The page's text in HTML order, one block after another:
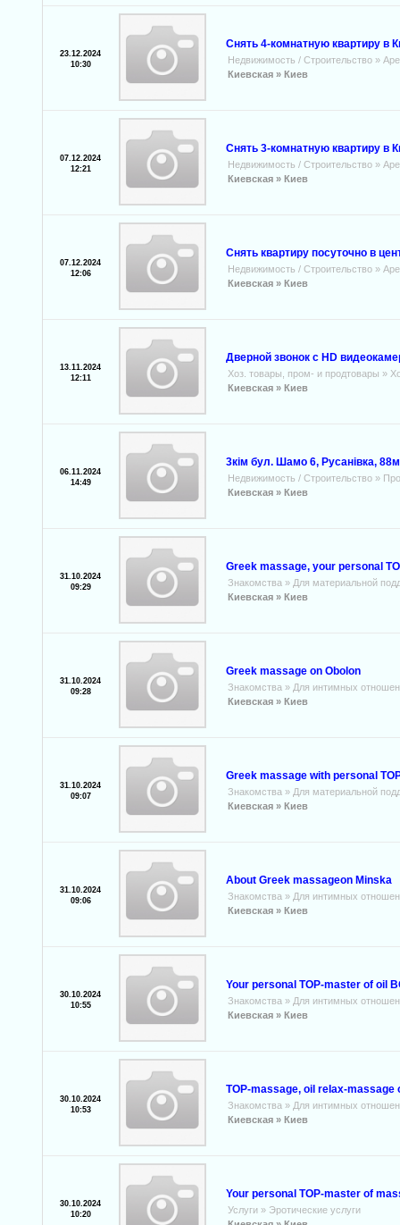
23.12.2024
10:30
Снять 4-комнатную квартиру в
Недвижимость / Строительство »
Киевская » Киев
07.12.2024
12:21
Снять 3-комнатную квартиру в
Недвижимость / Строительство »
Киевская » Киев
07.12.2024
12:06
Снять квартиру посуточно в
Недвижимость / Строительство »
Киевская » Киев
13.11.2024
12:11
Дверной звонок с НD
Хоз. товары, пром- и продтовары »
Киевская » Киев
06.11.2024
14:49
3кім бул. Шамо 6, Русанівка,
Недвижимость / Строительство »
Киевская » Киев
31.10.2024
09:29
Greek massage, your personal
Знакомства » Для материальной
Киевская » Киев
31.10.2024
09:28
Greek massage on Obolon
Знакомства » Для интимных
Киевская » Киев
31.10.2024
09:07
Greek massage with personal
Знакомства » Для материальной
Киевская » Киев
31.10.2024
09:06
About Greek massageon Minska
Знакомства » Для интимных
Киевская » Киев
30.10.2024
10:55
Your personal ТОР-master of oil
Знакомства » Для интимных
Киевская » Киев
30.10.2024
10:53
ТОР-massage, oil rеІах-massage
Знакомства » Для интимных
Киевская » Киев
30.10.2024
10:20
Your personal ТОР-master of
Услуги » Эротические услуги